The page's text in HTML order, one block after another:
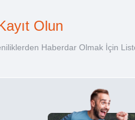
Olun
Haberdar Olmak İçin